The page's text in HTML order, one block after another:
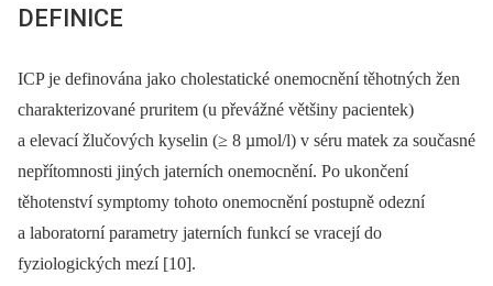
DEFINICE
ICP je definována jako cholestatické onemocnění těhotných žen
charakterizované pruritem (u převážné většiny pacientek)
a elevací žlučových kyselin (≥ 8 µmol/l) v séru matek za současné
nepřítomnosti jiných jaterních onemocnění. Po ukončení
těhotenství symptomy tohoto onemocnění postupně odezní
a laboratorní parametry jaterních funkcí se vracejí do
fyziologických mezí [10].